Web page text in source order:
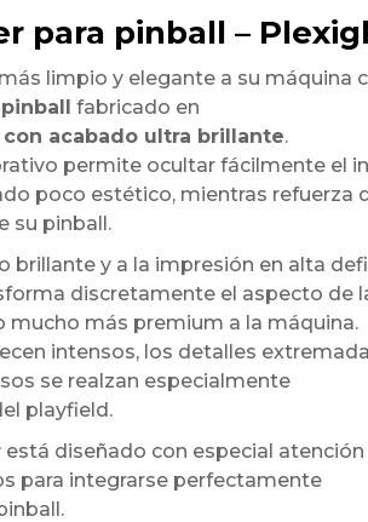
para pinball –
limpio y elegante a su máquina
fabricado en
acabado ultra brillante.
permite ocultar fácilmente el
poco estético, mientras refuerza
su pinball.
brillante y a la impresión en alta
discretamente el aspecto de
mucho más premium a la máquina.
intensos, los detalles
se realzan especialmente
playfield.
está diseñado con especial atención
para integrarse perfectamente